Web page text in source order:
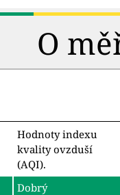
O
Hodnoty indexu
kvality ovzduší
(AQI).
Dobrý